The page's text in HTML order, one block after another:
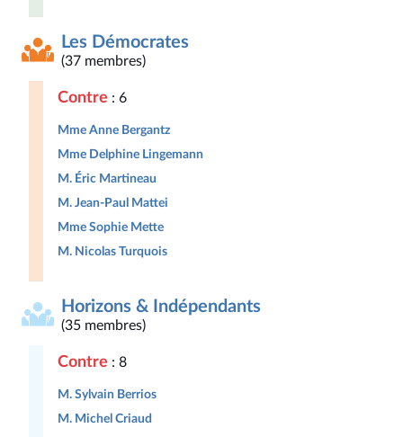
Les Démocrates
(37 membres)
Contre : 6
Mme Anne Bergantz
Mme Delphine Lingemann
M. Éric Martineau
M. Jean-Paul Mattei
Mme Sophie Mette
M. Nicolas Turquois
Horizons & Indépendants
(35 membres)
Contre : 8
M. Sylvain Berrios
M. Michel Criaud